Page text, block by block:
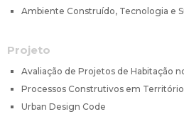
Ambiente Construído, Tecnologia e
Projeto
Avaliação de Projetos de Habitação
Processos Construtivos em
Urban Design Code